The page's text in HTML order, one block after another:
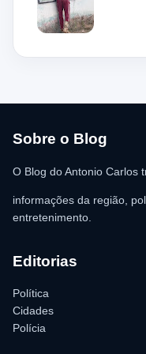
mas acabou ficando
local, a guarnição
aparentando estar
chegada dos policiais.
para as providências
Sobre o Blog
O Blog do Antonio Carlos
informações da região,
entretenimento.
Editorias
Política
Cidades
Polícia